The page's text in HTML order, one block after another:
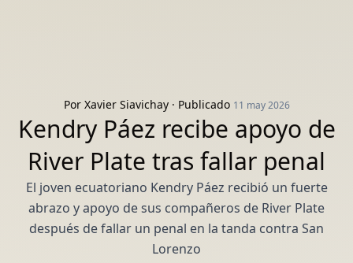
Por Xavier Siavichay· Publicado 11 may 2026
Kendry Páez recibe apoyo de
River Plate tras fallar penal
El joven ecuatoriano Kendry Páez recibió un fuerte
abrazo y apoyo de sus compañeros de River Plate
después de fallar un penal en la tanda contra San
Lorenzo